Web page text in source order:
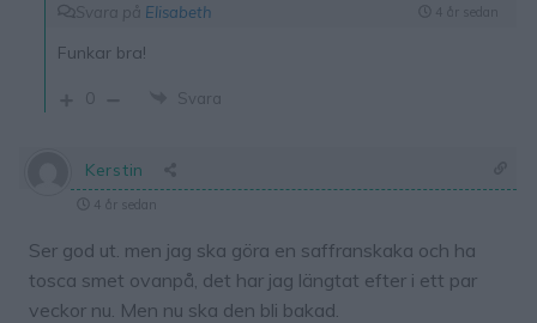
Svara på Elisabeth 4 år sedan
Funkar bra!
0 Svara
Kerstin
4 år sedan
Ser god ut. men jag ska göra en saffranskaka och ha
tosca smet ovanpå, det har jag längtat efter i ett par
veckor nu. Men nu ska den bli bakad.